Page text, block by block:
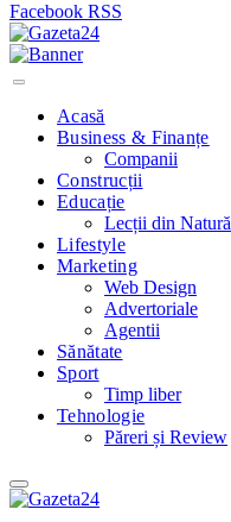
Facebook RSS
Acasă
Business & Finanțe
Companii
Construcții
Educație
Lecții din Natură
Lifestyle
Marketing
Web Design
Advertoriale
Agentii
Sănătate
Sport
Timp liber
Tehnologie
Păreri și Review